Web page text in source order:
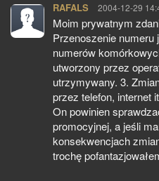
RAFALS pisze:
2004-12-29
Moim prywatnym
Przenoszenie numeru
numerów
utworzony przez
utrzymywany. 3.
przez telefon, internet
On powinien
promocyjnej, a jeśli
konsekwencjach
trochę